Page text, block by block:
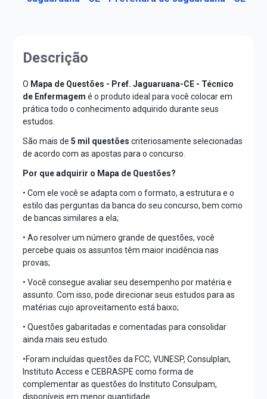
Descrição
O Mapa de Questões - Pref. Jaguaruana-CE - Técnico
de Enfermagem é o produto ideal para você colocar em
prática todo o conhecimento adquirido durante seus
estudos.
São mais de5 mil questões criteriosamente selecionadas
de acordo com as apostas para o concurso.
Por que adquirir o Mapa de Questões?
• Com ele você se adapta com o formato, a estrutura e o
estilo das perguntas da banca do seu concurso, bem como
de bancas similares a ela;
• Ao resolver um número grande de questões, você
percebe quais os assuntos têm maior incidência nas
provas;
• Você consegue avaliar seu desempenho por matéria e
assunto. Com isso, pode direcionar seus estudos para as
matérias cujo aproveitamento está baixo;
• Questões gabaritadas e comentadas para consolidar
ainda mais seu estudo.
•Foram incluídas questões da FCC, VUNESP, Consulplan,
Instituto Access e CEBRASPE como forma de
complementar as questões do Instituto Consulpam,
disponíveis em menor quantidade.